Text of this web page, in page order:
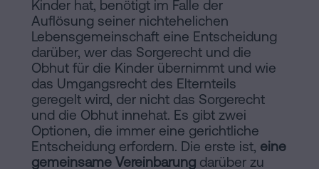
Kinder hat, benötigt im Falle der
Auflösung seiner nichtehelichen
Lebensgemeinschaft eine Entscheidung
darüber, wer das Sorgerecht und die
Obhut für die Kinder übernimmt und wie
das Umgangsrecht des Elternteils
geregelt wird, der nicht das Sorgerecht
und die Obhut innehat. Es gibt zwei
Optionen, die immer eine gerichtliche
Entscheidung erfordern. Die erste ist, eine
gemeinsame Vereinbarung darüber zu